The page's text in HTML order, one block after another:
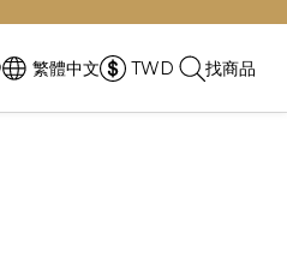
繁體中文 TWD 找商品